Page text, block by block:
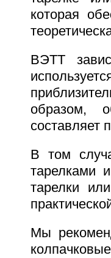
которая
ВЭТТ
образом,
составляет
В том
тарелками
тарелки
Мы